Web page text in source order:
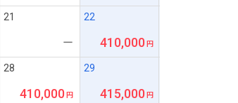
21
ー
22
410,000
28
410,000
29
415,000